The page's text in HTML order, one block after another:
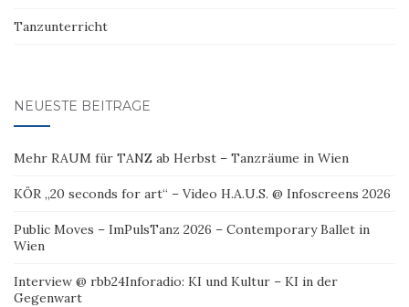
Tanzunterricht
NEUESTE BEITRÄGE
Mehr RAUM für TANZ ab Herbst – Tanzräume in Wien
KÖR „20 seconds for art“ – Video H.A.U.S. @ Infoscreens 2026
Public Moves – ImPulsTanz 2026 – Contemporary Ballet in
Wien
Interview @ rbb24Inforadio: KI und Kultur – KI in der
Gegenwart